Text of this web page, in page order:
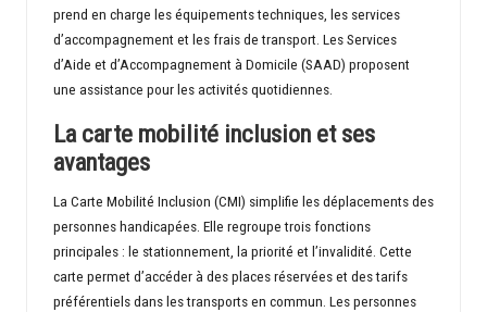
prend en charge les équipements techniques, les services
d’accompagnement et les frais de transport. Les Services
d’Aide et d’Accompagnement à Domicile (SAAD) proposent
une assistance pour les activités quotidiennes.
La carte mobilité inclusion et ses
avantages
La Carte Mobilité Inclusion (CMI) simplifie les déplacements des
personnes handicapées. Elle regroupe trois fonctions
principales : le stationnement, la priorité et l’invalidité. Cette
carte permet d’accéder à des places réservées et des tarifs
préférentiels dans les transports en commun. Les personnes